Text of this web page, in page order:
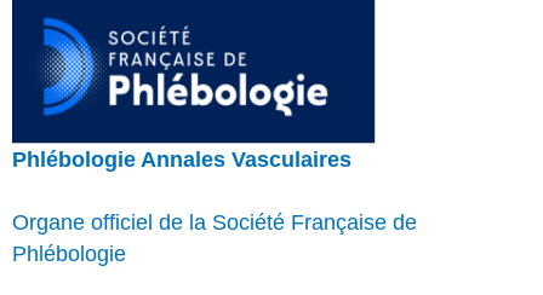
Phlébologie Annales Vasculaires
Organe officiel de la Société Française de
Phlébologie